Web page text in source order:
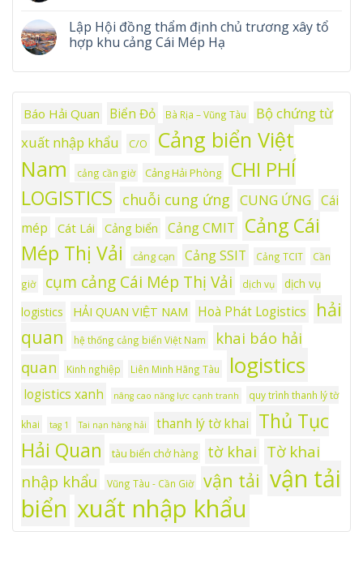
Lập Hội đồng thẩm định chủ trương xây tổ
hợp khu cảng Cái Mép Hạ
Báo Hải Quan Biển Đỏ Bà Rịa – Vũng Tàu
Bộ chứng từ
xuất nhập khẩu
C/O
Cảng biển Việt
Nam
cảng cần giờ Cảng Hải Phòng
CHI PHÍ
LOGISTICS chuỗi cung ứng CUNG ỨNG Cái
mép
Cát Lái Cảng biển Cảng CMIT
Cảng Cái
Mép Thị Vải
cảng cạn Cảng SSIT Cảng TCIT Cần
giờ cụm cảng Cái Mép Thị Vải dịch vụ
dịch vụ
logistics
HẢI QUAN VIỆT NAM Hoà Phát Logistics
hải
quan
hệ thống cảng biển Việt Nam
khai báo hải
quan
Kinh nghiệp Liên Minh Hãng Tàu logistics
logistics xanh nâng cao năng lực cạnh tranh quy trình thanh lý tờ
khai tag 1 Tai nạn hàng hải thanh lý tờ khai
Thủ Tục
Hải Quan
tàu biển chở hàng tờ khai Tờ khai
nhập khẩu
Vũng Tàu - Cần Giờ vận tải vận tải
biển xuất nhập khẩu